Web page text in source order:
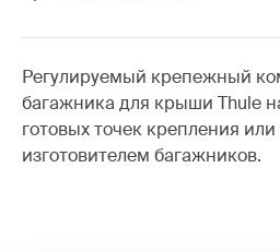
Регулируемый крепежный
багажника для крыши Thule
готовых точек крепления
изготовителем багажников.